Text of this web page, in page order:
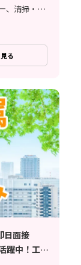
組立・組付け、加工、マシンオペレーター、清掃・洗浄、立ち作業
る
日面接
躍中！工場